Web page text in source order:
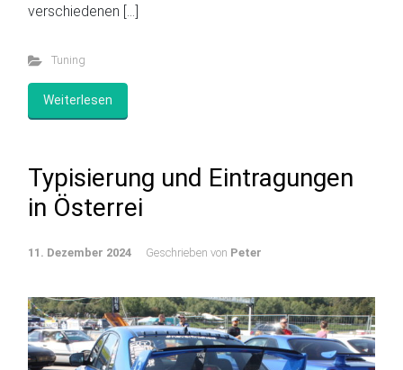
verschiedenen […]
Tuning
Weiterlesen
Typisierung und Eintragungen
in Österrei
11. Dezember 2024 Geschrieben von Peter